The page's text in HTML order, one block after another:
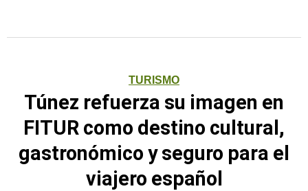
TURISMO
Túnez refuerza su imagen en
FITUR como destino cultural,
gastronómico y seguro para el
viajero español